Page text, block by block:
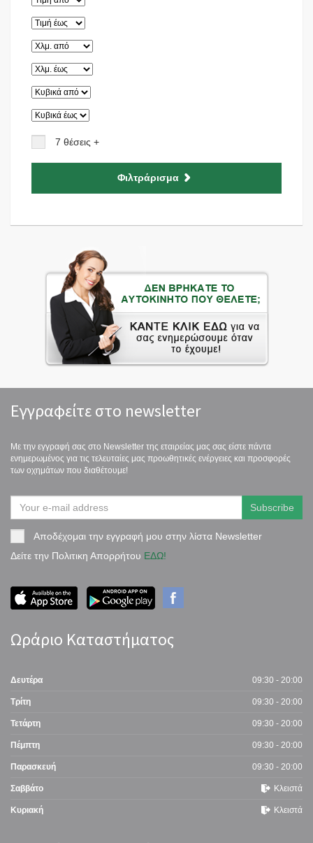
7 θέσεις +
Φιλτράρισμα
Εγγραφείτε στο newsletter
Με την εγγραφή σας στο Newsletter της εταιρείας μας σας είστε πάντα
ενημερωμένος για τις τελευταίες μας προωθητικές ενέργειες και προσφορές
των οχημάτων που διαθέτουμε!
Αποδέχομαι την εγγραφή μου στην λίστα Newsletter
Δείτε την Πολιτικη Απορρήτου ΕΔΩ!
Ωράριο Καταστήματος
Δευτέρα 09:30 - 20:00
Τρίτη 09:30 - 20:00
Τετάρτη 09:30 - 20:00
Πέμπτη 09:30 - 20:00
Παρασκευή 09:30 - 20:00
Σαββάτο Κλειστά
Κυριακή Κλειστά